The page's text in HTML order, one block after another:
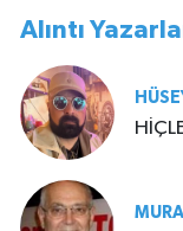
Alıntı